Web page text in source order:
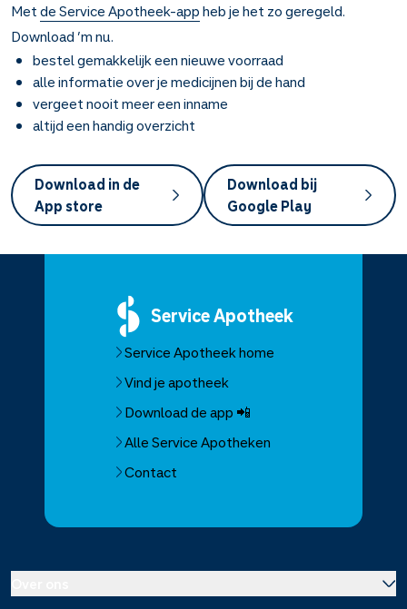
Metde Service Apotheek-appheb je het zo geregeld.
Download ’m nu.
bestel gemakkelijk een nieuwe voorraad
alle informatie over je medicijnen bij de hand
vergeet nooit meer een inname
altijd een handig overzicht
Download in de
App store
Download bij
Google Play
ServiceApotheek
Service Apotheek home
Vind je apotheek
Download de app 📲
Alle Service Apotheken
Contact